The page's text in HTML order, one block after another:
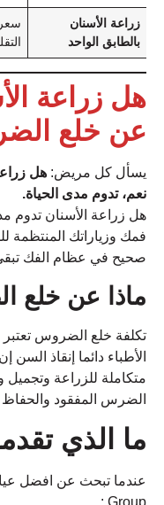
زراعة الأسنان
بالطابق الواحد
هل زراعة
عن خلع
يسأل كل مريض: هل
نعم، تدوم مدى الحياة.
هل زراعة الأسنان تدوم
فمك وزياراتك المنتظمة
صحيح في عظام الفك تبقى
ماذا عن خلع
تكلفة خلع الضروس
الأطباء دائما إنقاذ
متكاملة للزراعة
الضرس المفقود
ما الذي